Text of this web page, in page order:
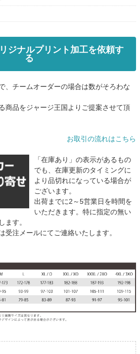
ジナルプリント加工を依頼す
る
、チームオーダーの場合は数がそろわな
商品をジャージ王国よりご提案させて頂
お取引の流れはこちら
「在庫あり」の表示があるもの
でも、在庫更新のタイミングに
より品切れになっている場合が
ございます。
出荷までに2～5営業日を時間を
いただきます。特に指定の無い
ます。
受注メールにてご連絡いたします。